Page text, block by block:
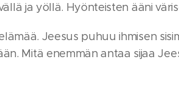
ja yöllä. Hyönteisten ääni
Jeesus puhuu ihmisen
Mitä enemmän antaa sijaa